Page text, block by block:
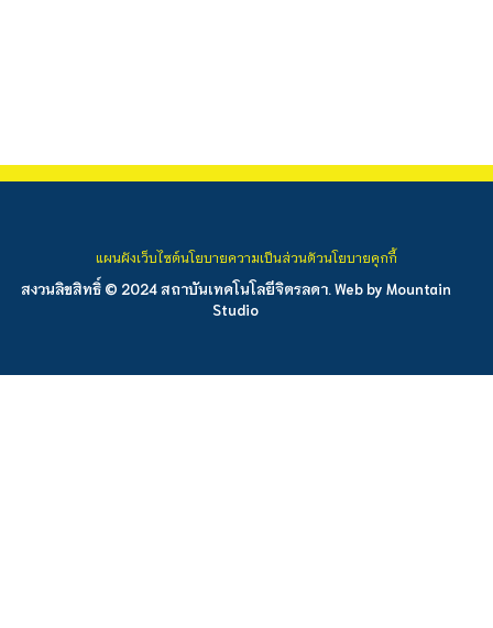
สงวนลิขสิทธิ์ © 2024 สถาบันเทคโนโลยีจิตรลดา. Web by Mountain
Studio
แผนผังเว็บไซต์นโยบายความเป็นส่วนตัวนโยบายคุกกี้